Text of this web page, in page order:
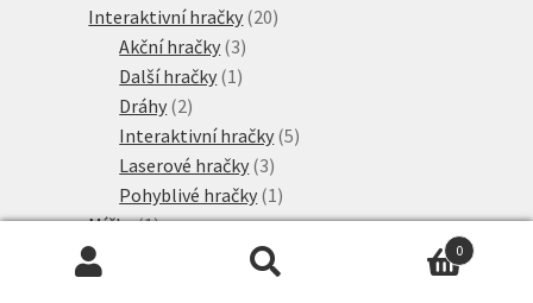
produktů
Interaktivní hračky 2020
Akční hračky 33
produkty
Další hračky 1 1
Dráhy 22
produkty
Interaktivní hračky 55
Laserové hračky 33
produkty
Pohyblivé hračky 1 1
produkt
Míčky 11
Modern Living
produkty
Sisalové hračky
0